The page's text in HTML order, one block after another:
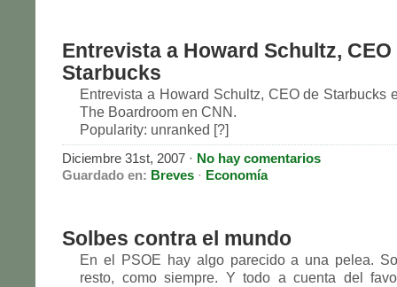
Entrevista a Howard Schultz, CEO
Starbucks
Entrevista a Howard Schultz, CEO de Starbucks
The Boardroom en CNN.
Popularity: unranked [?]
Diciembre 31st, 2007 · No hay comentarios
Guardado en: Breves · Economía
Solbes contra el mundo
En el PSOE hay algo parecido a una pelea.
resto, como siempre. Y todo a cuenta del